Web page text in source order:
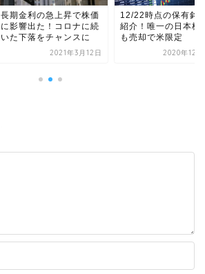
長期金利の急上昇で株価
に影響出た！コロナに続
いた下落をチャンスに
2021年3月12日
12/22時点の保有銘
紹介！唯一の日本株
も売却で米限定
2020年12